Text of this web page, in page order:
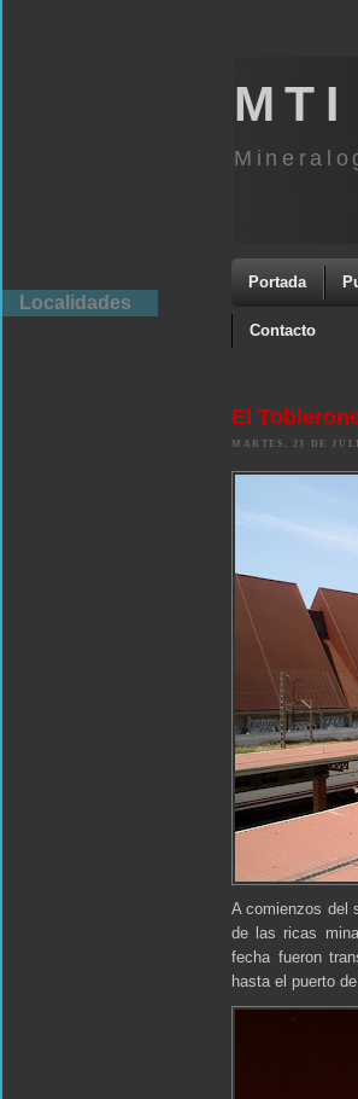
Portada
Contacto
El
MARTES, 23 DE
A comienzos del
de las ricas
fecha fueron
hasta el puerto
Localidades